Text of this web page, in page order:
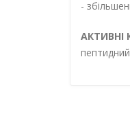
-
АКТИВНІ